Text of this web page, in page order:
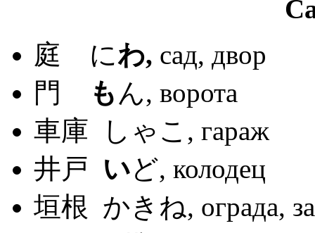
庭 にわ, сад, двор
門
も ん, ворота
車庫 しゃこ, гараж
井戸 いど, колодец
垣根 かきね, ограда,